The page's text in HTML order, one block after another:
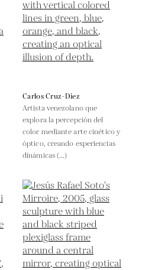
Carlos Cruz-Diez
Artista venezolano que
explora la percepción del
color mediante arte cinético y
óptico, creando experiencias
dinámicas (...)